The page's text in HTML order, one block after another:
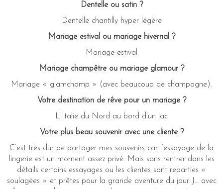
Dentelle ou satin ?
Dentelle chantilly hyper légère
Mariage estival ou mariage hivernal ?
Mariage estival
Mariage champêtre ou mariage glamour ?
Mariage « glamchamp » (avec beaucoup de champagne).
Votre destination de rêve pour un mariage ?
L’Italie du Nord au bord d’un lac
Votre plus beau souvenir avec une cliente ?
C’est très dur de partager mes souvenirs car l’essayage de la
lingerie est un moment assez privé. Mais sans rentrer dans les
détails certains essayages ou les clientes sont reparties «
soulagées » et prêtes pour la grande aventure du jour J… avec